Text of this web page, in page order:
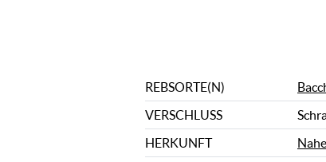
REBSORTE(N)
VERSCHLUSS
HERKUNFT
Nahe